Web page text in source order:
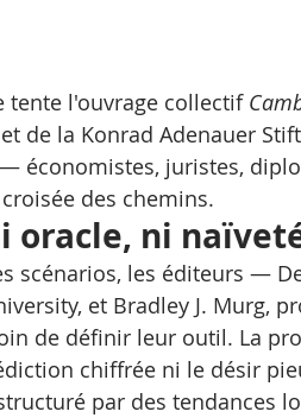
tente l'ouvrage collectif
de la Konrad Adenauer
économistes, juristes,
des chemins.
oracle, ni
scénarios, les éditeurs —
et Bradley J. Murg,
de définir leur outil. La
chiffrée ni le désir
par des tendances